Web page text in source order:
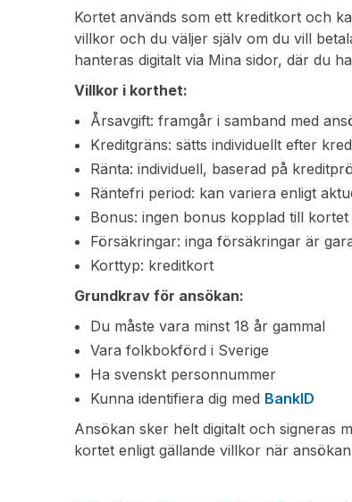
Kortet används som ett kreditkort och
villkor och du väljer själv om du vill
hanteras digitalt via Mina sidor, där du
Villkor i korthet:
Årsavgift: framgår i samband med
Kreditgräns: sätts individuellt efter
Ränta: individuell, baserad på
Räntefri period: kan variera enligt
Bonus: ingen bonus kopplad till kortet
Försäkringar: inga försäkringar är
Korttyp: kreditkort
Grundkrav för ansökan:
Du måste vara minst 18 år gammal
Vara folkbokförd i Sverige
Ha svenskt personnummer
Kunna identifiera dig med BankID
Ansökan sker helt digitalt och signeras
kortet enligt gällande villkor när